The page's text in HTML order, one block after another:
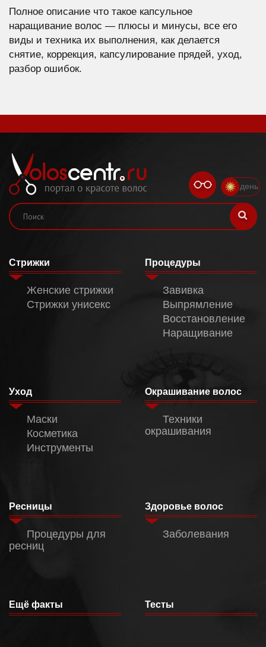
Полное описание что такое капсульное
наращивание волос — плюсы и минусы, все его
виды и техника их выполнения, как делается
снятие, коррекция, капсулирование прядей, уход,
разбор ошибок.
день
Стрижки
Женские стрижки
Стрижки унисекс
Процедуры
Завивка
Выпрямление
Восстановление
Наращивание
Уход
Маски
Косметика
Инструменты
Окрашивание волос
Техники
окрашивания
Ресницы
Процедуры для
ресниц
Здоровье волос
Заболевания
Ещё факты Тесты